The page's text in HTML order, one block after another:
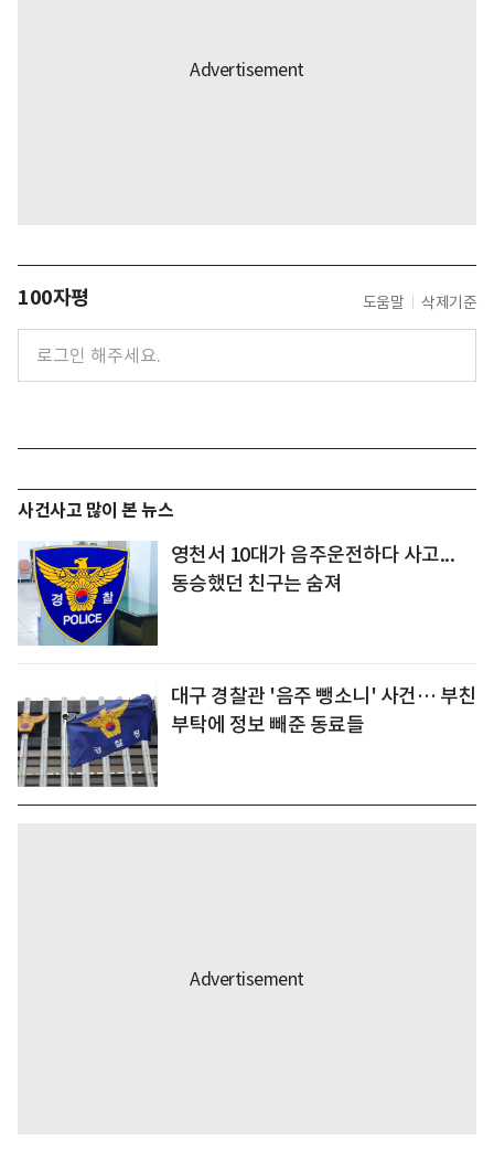
100자평 도움말 삭제기준
사건사고 많이 본 뉴스
영천서 10대가 음주운전하다 사고...
동승했던 친구는 숨져
대구 경찰관 '음주 뺑소니' 사건… 부친
부탁에 정보 빼준 동료들